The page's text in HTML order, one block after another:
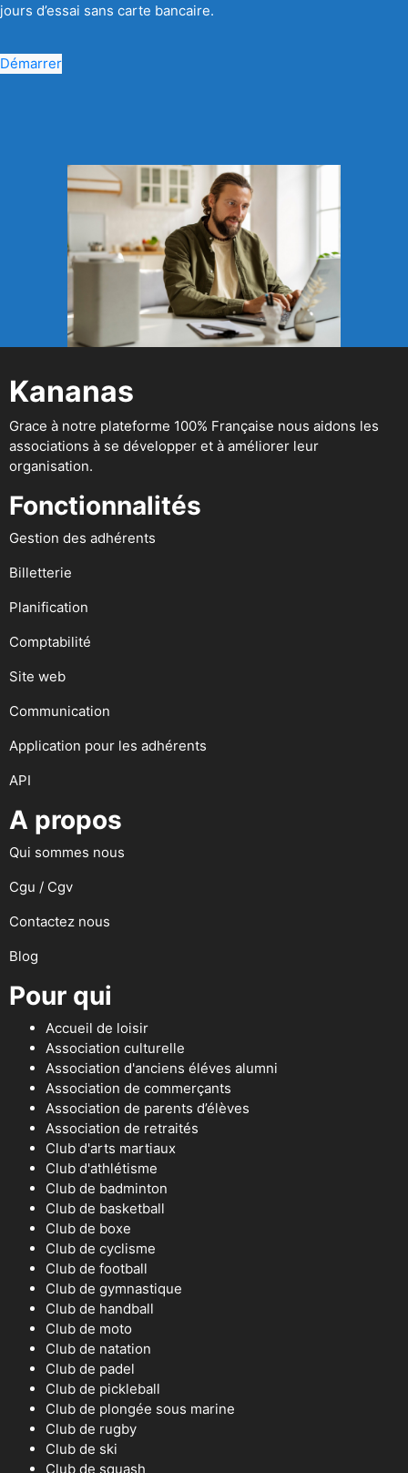
jours d’essai sans carte bancaire.
Démarrer
Kananas
Grace à notre plateforme 100% Française nous aidons les
associations à se développer et à améliorer leur
organisation.
Fonctionnalités
Gestion des adhérents
Billetterie
Planification
Comptabilité
Site web
Communication
Application pour les adhérents
API
A propos
Qui sommes nous
Cgu / Cgv
Contactez nous
Blog
Pour qui
Accueil de loisir
Association culturelle
Association d'anciens éléves alumni
Association de commerçants
Association de parents d’élèves
Association de retraités
Club d'arts martiaux
Club d'athlétisme
Club de badminton
Club de basketball
Club de boxe
Club de cyclisme
Club de football
Club de gymnastique
Club de handball
Club de moto
Club de natation
Club de padel
Club de pickleball
Club de plongée sous marine
Club de rugby
Club de ski
Club de squash